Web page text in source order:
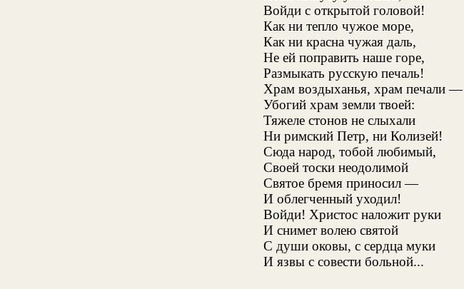
Войди с открытой головой!
Как ни тепло чужое море,
Как ни красна чужая даль,
Не ей поправить наше горе,
Размыкать русскую печаль!
Храм воздыханья, храм печали —
Убогий храм земли твоей:
Тяжеле стонов не слыхали
Ни римский Петр, ни Колизей!
Сюда народ, тобой любимый,
Своей тоски неодолимой
Святое бремя приносил —
И облегченный уходил!
Войди! Христос наложит руки
И снимет волею святой
С души оковы, с сердца муки
И язвы с совести больной...